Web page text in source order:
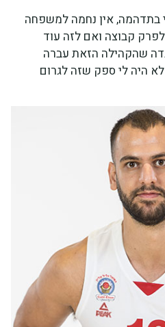
בתדהמה, אין נחמה למשפחה
קבוצה ואם לזה עוד
שהקהילה הזאת עברה
היה לי ספק שזה לגרום